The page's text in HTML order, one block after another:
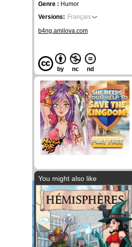
Genre : Humor
Versions: Français
b4ng.amilova.com
by nc nd
You might also like